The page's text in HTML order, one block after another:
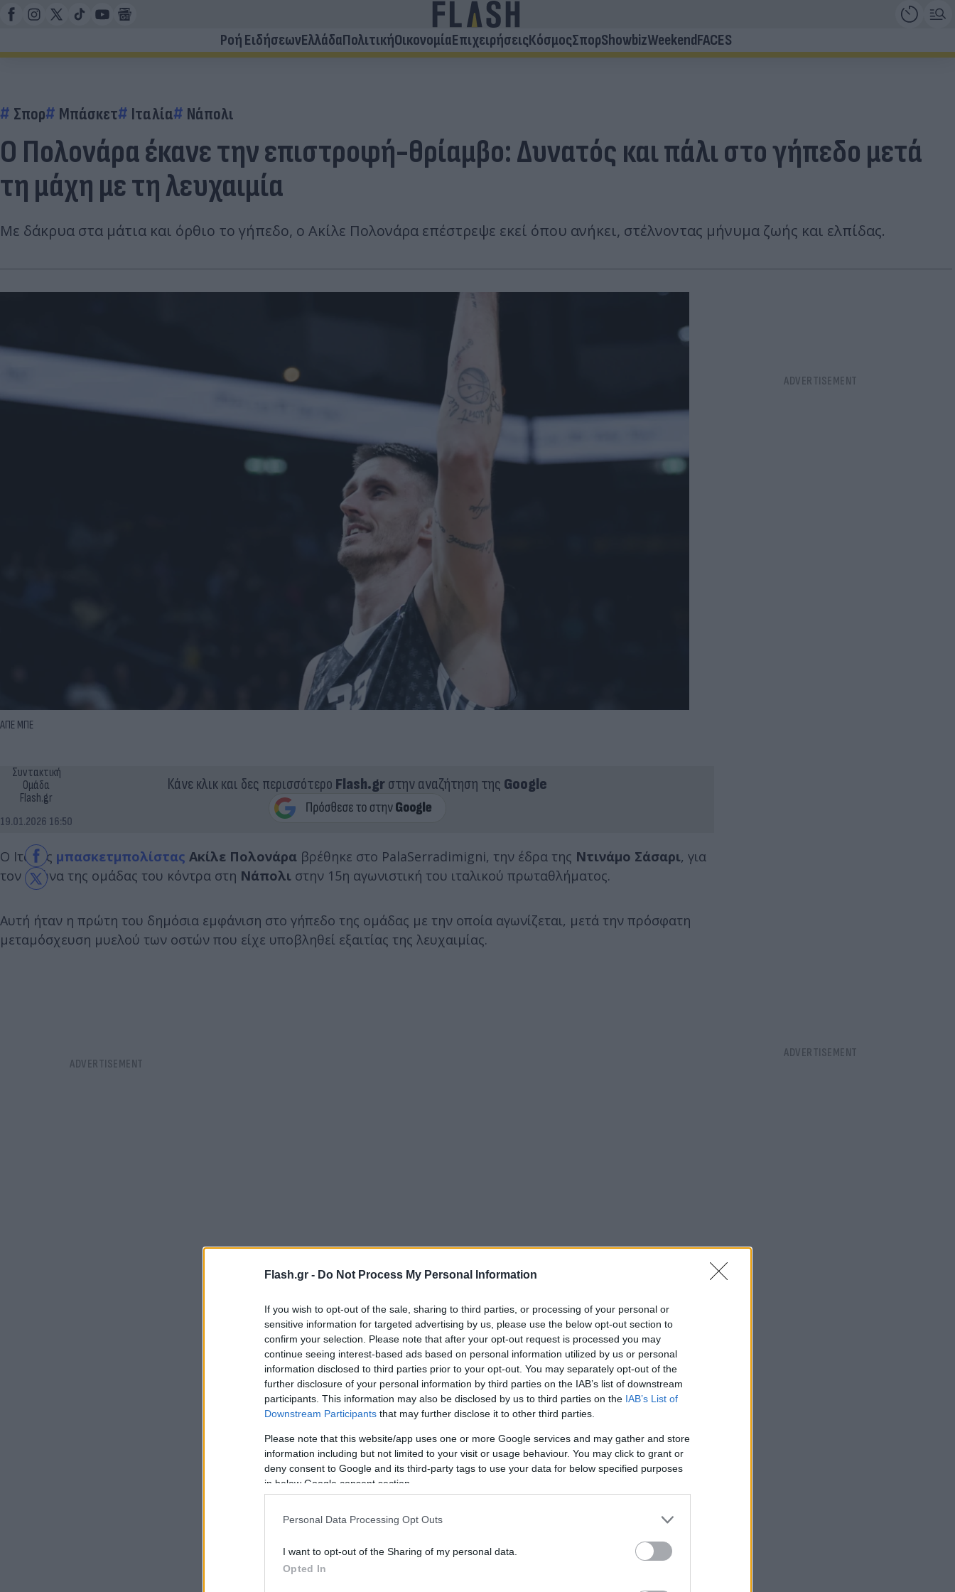
Flash.gr - Do Not Process My Personal Information
If you wish to opt-out of the sale, sharing to third parties, or processing of your personal or
sensitive information for targeted advertising by us, please use the below opt-out section to
confirm your selection. Please note that after your opt-out request is processed you may
continue seeing interest-based ads based on personal information utilized by us or personal
information disclosed to third parties prior to your opt-out. You may separately opt-out of the
further disclosure of your personal information by third parties on the IAB’s list of downstream
participants. This information may also be disclosed by us to third parties on the IAB’s List of
Downstream Participants that may further disclose it to other third parties.
Please note that this website/app uses one or more Google services and may gather and store
information including but not limited to your visit or usage behaviour. You may click to grant or
deny consent to Google and its third-party tags to use your data for below specified purposes
in below Google consent section.
Personal Data Processing Opt Outs
I want to opt-out of the Sharing of my personal data.
Opted In
Ροή ΕιδήσεωνΕλλάδαΠολιτικήΟικονομίαΕπιχειρήσειςΚόσμοςΣπορShowbizWeekendFACES
Σπορ Μπάσκετ Ιταλία Νάπολι
Ο Πολονάρα έκανε την επιστροφή-θρίαμβο: Δυνατός και πάλι στο γήπεδο μετά
τη μάχη με τη λευχαιμία
Με δάκρυα στα μάτια και όρθιο το γήπεδο, ο Ακίλε Πολονάρα επέστρεψε εκεί όπου ανήκει, στέλνοντας μήνυμα ζωής και ελπίδας.
ΑΠΕ ΜΠΕ
Συντακτική
Ομάδα
Flash.gr
19.01.2026 16:50
Κάνε κλικ και δες περισσότερο Flash.grστην αναζήτηση της Google
Ο Ιταλός μπασκετμπολίστας Ακίλε Πολονάρα βρέθηκε στο PalaSerradimigni, την έδρα της Ντινάμο Σάσαρι, για
τον αγώνα της ομάδας του κόντρα στη Νάπολι στην 15η αγωνιστική του ιταλικού πρωταθλήματος.
Αυτή ήταν η πρώτη του δημόσια εμφάνιση στο γήπεδο της ομάδας με την οποία αγωνίζεται, μετά την πρόσφατη
μεταμόσχευση μυελού των οστών που είχε υποβληθεί εξαιτίας της λευχαιμίας.